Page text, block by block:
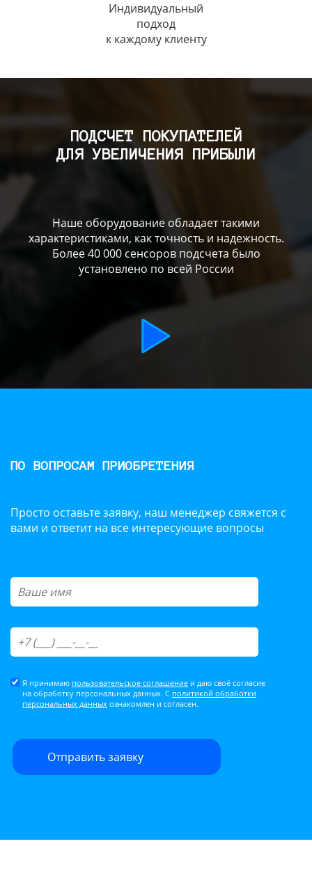
Индивидуальный
подход
к каждому клиенту
ПОДСЧЕТ ПОКУПАТЕЛЕЙ
ДЛЯ УВЕЛИЧЕНИЯ ПРИБЫЛИ
Наше оборудование обладает такими
характеристиками, как точность и надежность.
Более 40 000 сенсоров подсчета было
установлено по всей России
ПО ВОПРОСАМ ПРИОБРЕТЕНИЯ
Просто оставьте заявку, наш менеджер свяжется с
вами и ответит на все интересующие вопросы
Я принимаю пользовательское соглашение и даю своё согласие
на обработку персональных данных. С политикой обработки
персональных данных ознакомлен и согласен.